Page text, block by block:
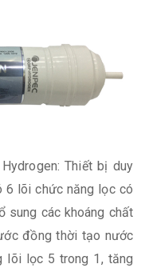
Thiết bị duy
6 lõi chức năng lọc có
sung các khoáng chất
đồng thời tạo nước
lõi lọc 5 trong 1, tăng